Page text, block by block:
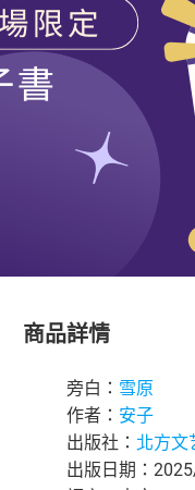
商品詳情
旁白： 雪原
作者： 安子
出版社： 北方文
出版日期：